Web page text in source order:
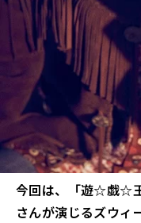
今回は、「遊☆戯☆
さんが演じるズウィ